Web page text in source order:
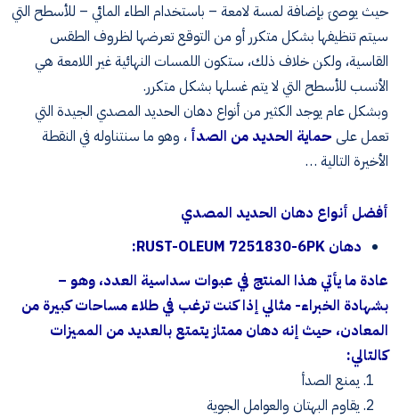
حيث يوصىَ بإضافة لمسة لامعة – باستخدام الطاء المائي – للأسطح التي
سيتم تنظيفها بشكل متكرر أو من التوقع تعرضها لظروف الطقس
القاسية، ولكن خلاف ذلك، ستكون اللمسات النهائية غير اللامعة هي
الأنسب للأسطح التي لا يتم غسلها بشكل متكرر.
وبشكل عام يوجد الكثير من أنواع دهان الحديد المصدي الجيدة التي
تعمل على حماية الحديد من الصدأ ، وهو ما سنتناوله في النقطة
الأخيرة التالية …
أفضل أنواع دهان الحديد المصدي
دهان RUST-OLEUM 7251830-6PK:
عادة ما يأتي هذا المنتج في عبوات سداسية العدد، وهو –
بشهادة الخبراء- مثالي إذا كنت ترغب في طلاء مساحات كبيرة من
المعادن، حيث إنه دهان ممتاز يتمتع بالعديد من المميزات
كالتالي:
يمنع الصدأ
يقاوم البهتان والعوامل الجوية